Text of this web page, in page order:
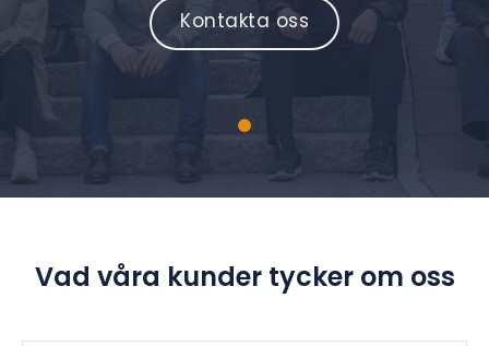
Kontakta oss
Vad våra kunder tycker om oss